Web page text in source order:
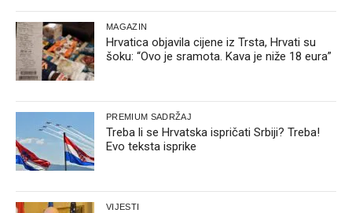
MAGAZIN
Hrvatica objavila cijene iz Trsta, Hrvati su
šoku: “Ovo je sramota. Kava je niže 18 eura”
PREMIUM SADRŽAJ
Treba li se Hrvatska ispričati Srbiji? Treba!
Evo teksta isprike
VIJESTI